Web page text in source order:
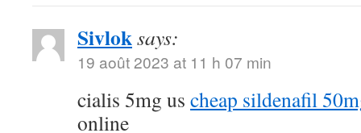
Sivloksays:
19 août 2023 at 11 h 07 min
cialis 5mg us cheap sildenafil
online